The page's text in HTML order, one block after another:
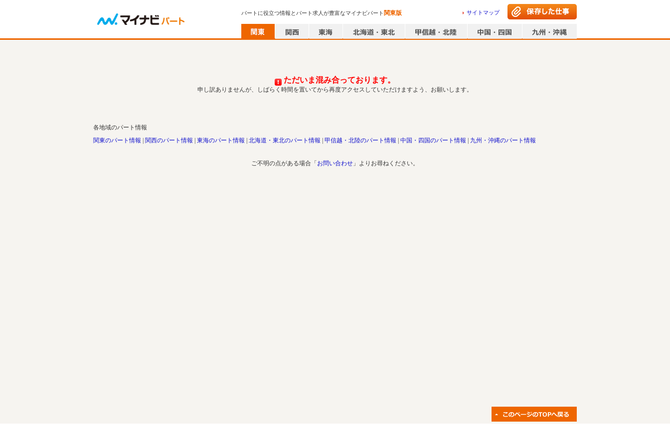
パートに役立つ情報とパート求人が豊富なマイナビパート 関東版 サイトマップ
ただいま混み合っております。
申し訳ありませんが、しばらく時間を置いてから再度アクセスしていただけますよう、お願いします。
各地域のパート情報
関東のパート情報
関西のパート情報 東海のパート情報 北海道・東北のパート情報 甲信越・北陸のパート情報 中国・四国のパート情報 九州・沖縄のパート情報
ご不明の点がある場合「 お問い合わせ 」よりお尋ねください。